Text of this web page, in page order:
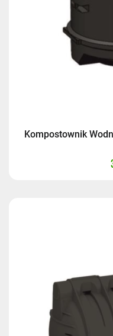
Paleta -
Kompostownik